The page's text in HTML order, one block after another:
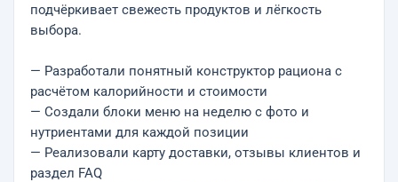
подчёркивает свежесть продуктов и лёгкость
выбора.
— Разработали понятный конструктор рациона с
расчётом калорийности и стоимости
— Создали блоки меню на неделю с фото и
нутриентами для каждой позиции
— Реализовали карту доставки, отзывы клиентов и
раздел FAQ